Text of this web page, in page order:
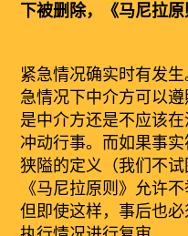
下被删除，《马尼拉
紧急情况确实时有发
急情况下中介方可以
是中介方还是不应该
冲动行事。而如果事
狭隘的定义（我们不试
《马尼拉原则》允许
但即使这样，事后也